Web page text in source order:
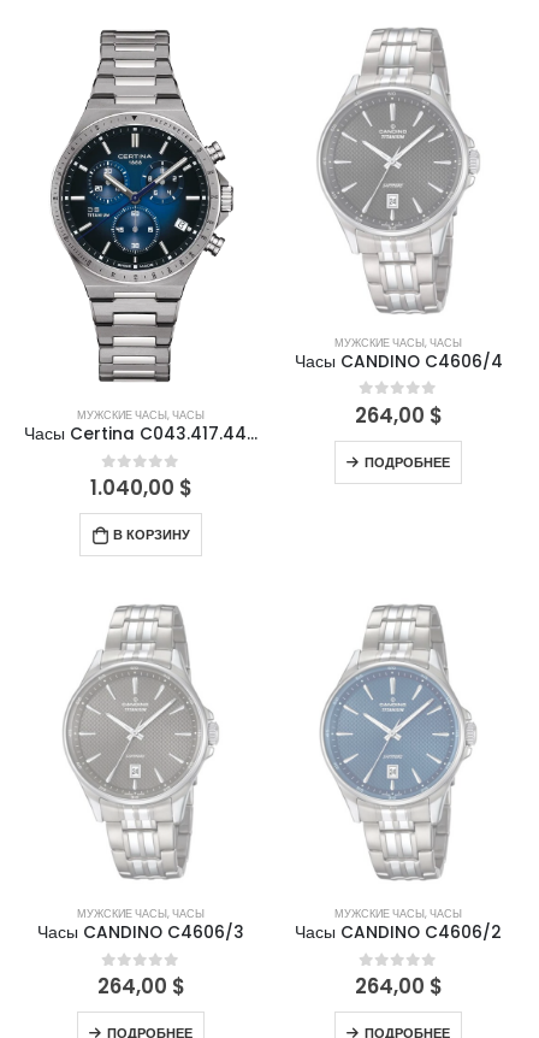
МУЖСКИЕ ЧАСЫ,ЧАСЫ
Часы Certina C043.417.44.041.00
0out of 5
1.040,00 $
В КОРЗИНУ
НЕТ В НАЛИЧИИ
МУЖСКИЕ ЧАСЫ,ЧАСЫ
Часы CANDINO C4606/4
0out of 5
264,00 $
ПОДРОБНЕЕ
НЕТ В НАЛИЧИИ
МУЖСКИЕ ЧАСЫ,ЧАСЫ
Часы CANDINO C4606/3
0out of 5
264,00 $
ПОДРОБНЕЕ
НЕТ В НАЛИЧИИ
МУЖСКИЕ ЧАСЫ,ЧАСЫ
Часы CANDINO C4606/2
0out of 5
264,00 $
ПОДРОБНЕЕ